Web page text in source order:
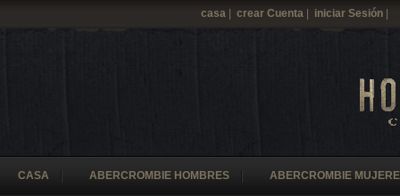
casa crear Cuenta iniciar Sesión
CASA ABERCROMBIE HOMBRES ABERCROMBIE